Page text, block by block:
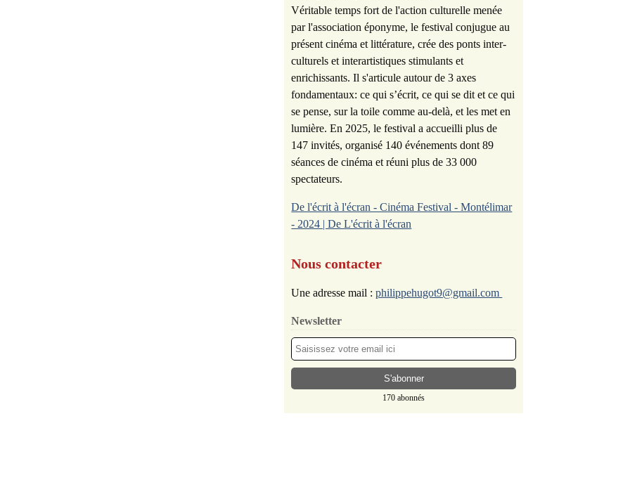
Véritable temps fort de l'action culturelle menée
par l'association éponyme, le festival conjugue au
présent cinéma et littérature, crée des ponts inter-
culturels et interartistiques stimulants et
enrichissants. Il s'articule autour de 3 axes
fondamentaux: ce qui s’écrit, ce qui se dit et ce qui
se pense, sur la toile comme au-delà, et les met en
lumière. En 2025, le festival a accueilli plus de
147 invités, organisé 140 événements dont 89
séances de cinéma et réuni plus de 33 000
spectateurs.
De l'écrit à l'écran - Cinéma Festival - Montélimar
- 2024 | De L'écrit à l'écran
Nous contacter
Une adresse mail :philippehugot9@gmail.com
Newsletter
170 abonnés